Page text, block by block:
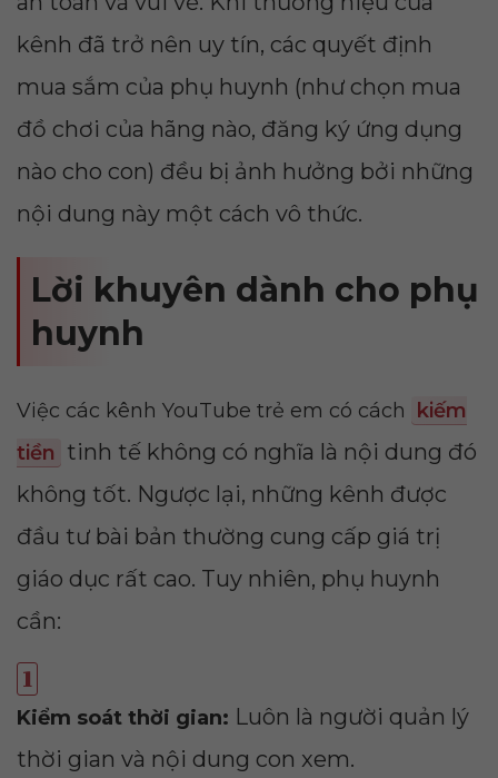
kênh đã trở nên uy tín, các quyết định
mua sắm của phụ huynh (như chọn mua
đồ chơi của hãng nào, đăng ký ứng dụng
nào cho con) đều bị ảnh hưởng bởi những
nội dung này một cách vô thức.
Lời khuyên dành cho phụ
huynh
Việc các kênh YouTube trẻ em có cách
kiếm
tiền tinh tế không có nghĩa là nội dung đó
không tốt. Ngược lại, những kênh được
đầu tư bài bản thường cung cấp giá trị
giáo dục rất cao. Tuy nhiên, phụ huynh
cần:
Kiểm soát thời gian: Luôn là người quản lý
thời gian và nội dung con xem.